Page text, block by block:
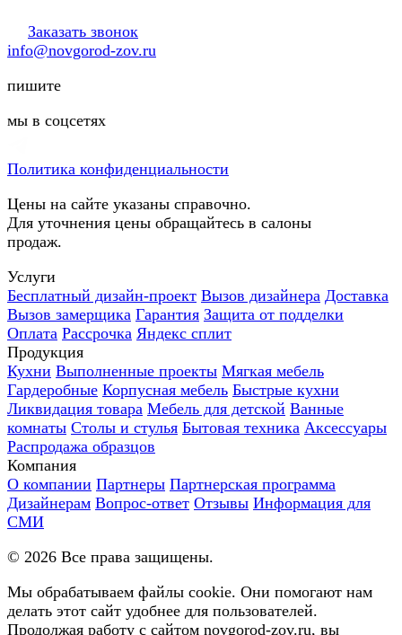
Заказать звонок
info@novgorod-zov.ru
пишите
мы в соцсетях
Политика конфиденциальности
Цены на сайте указаны справочно.
Для уточнения цены обращайтесь в салоны
продаж.
Услуги
Бесплатный дизайн-проект Вызов дизайнера Доставка
Вызов замерщика Гарантия Защита от подделки
Оплата Рассрочка Яндекс сплит
Продукция
Кухни Выполненные проекты Мягкая мебель
Гардеробные Корпусная мебель Быстрые кухни
Ликвидация товара Мебель для детской Ванные
комнаты Столы и стулья Бытовая техника Аксессуары
Распродажа образцов
Компания
О компании Партнеры Партнерская программа
Дизайнерам Вопрос-ответ Отзывы Информация для
СМИ
© 2026 Все права защищены.
Мы обрабатываем файлы cookie. Они помогают нам
делать этот сайт удобнее для пользователей.
Продолжая работу с сайтом novgorod-zov.ru, вы